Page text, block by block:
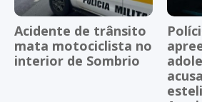
Acidente de trânsito
mata motociclista no
interior de Sombrio